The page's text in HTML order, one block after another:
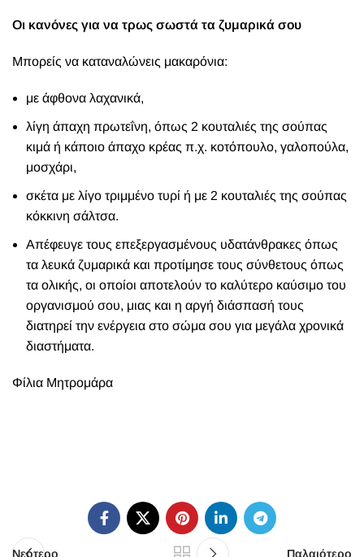
Οι κανόνες για να τρως σωστά τα ζυμαρικά σου
Μπορείς να καταναλώνεις μακαρόνια:
με άφθονα λαχανικά,
λίγη άπαχη πρωτεΐνη, όπως 2 κουταλιές της σούπας
κιμά ή κάποιο άπαχο κρέας π.χ. κοτόπουλο, γαλοπούλα,
μοσχάρι,
σκέτα με λίγο τριμμένο τυρί ή με 2 κουταλιές της σούπας
κόκκινη σάλτσα.
Απέφευγε τους επεξεργασμένους υδατάνθρακες όπως
τα λευκά ζυμαρικά και προτίμησε τους σύνθετους όπως
τα ολικής, οι οποίοι αποτελούν το καλύτερο καύσιμο του
οργανισμού σου, μιας και η αργή διάσπασή τους
διατηρεί την ενέργεια στο σώμα σου για μεγάλα χρονικά
διαστήματα.
Φίλια Μητρομάρα
Νεότερο Παλαιότερο